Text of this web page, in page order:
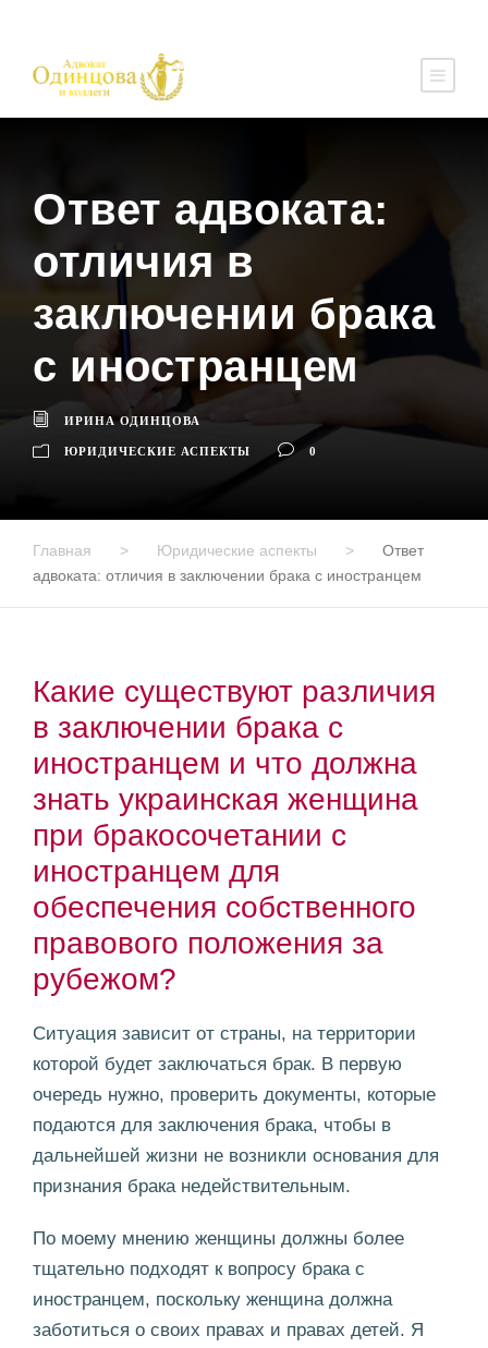
Ответ адвоката:
отличия в
заключении брака
с иностранцем
ИРИНА ОДИНЦОВА
ЮРИДИЧЕСКИЕ АСПЕКТЫ 0
Главная > Юридические аспекты >
Ответ
адвоката: отличия в заключении брака с иностранцем
Какие существуют различия
в заключении брака с
иностранцем и что должна
знать украинская женщина
при бракосочетании с
иностранцем для
обеспечения собственного
правового положения за
рубежом?
Ситуация зависит от страны, на территории
которой будет заключаться брак. В первую
очередь нужно, проверить документы, которые
подаются для заключения брака, чтобы в
дальнейшей жизни не возникли основания для
признания брака недействительным.
По моему мнению женщины должны более
тщательно подходят к вопросу брака с
иностранцем, поскольку женщина должна
заботиться о своих правах и правах детей. Я